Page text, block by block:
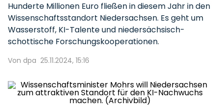
Hunderte Millionen Euro fließen in diesem Jahr in den
Wissenschaftsstandort Niedersachsen. Es geht um
Wasserstoff, KI-Talente und niedersächsisch-
schottische Forschungskooperationen.
Von dpa 25.11.2024, 15:16